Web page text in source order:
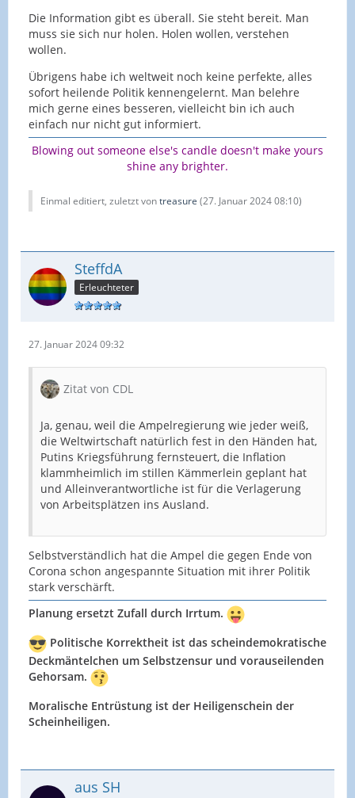
Die Information gibt es überall. Sie steht bereit. Man
muss sie sich nur holen. Holen wollen, verstehen
wollen.
Übrigens habe ich weltweit noch keine perfekte, alles
sofort heilende Politik kennengelernt. Man belehre
mich gerne eines besseren, vielleicht bin ich auch
einfach nur nicht gut informiert.
Blowing out someone else's candle doesn't make yours
shine any brighter.
Einmal editiert, zuletzt vontreasure (27. Januar 2024 08:10)
SteffdA
Erleuchteter
27. Januar 2024 09:32
Zitat von CDL
Ja, genau, weil die Ampelregierung wie jeder weiß,
die Weltwirtschaft natürlich fest in den Händen hat,
Putins Kriegsführung fernsteuert, die Inflation
klammheimlich im stillen Kämmerlein geplant hat
und Alleinverantwortliche ist für die Verlagerung
von Arbeitsplätzen ins Ausland.
Selbstverständlich hat die Ampel die gegen Ende von
Corona schon angespannte Situation mit ihrer Politik
stark verschärft.
Planung ersetzt Zufall durch Irrtum.
Politische Korrektheit ist das scheindemokratische
Deckmäntelchen um Selbstzensur und vorauseilenden
Gehorsam.
Moralische Entrüstung ist der Heiligenschein der
Scheinheiligen.
aus SH